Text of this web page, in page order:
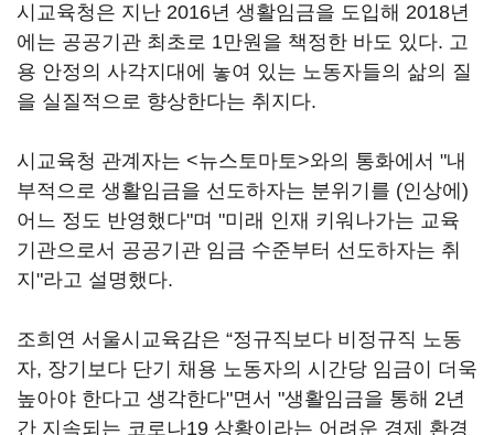
시교육청은 지난 2016년 생활임금을 도입해 2018년
에는 공공기관 최초로 1만원을 책정한 바도 있다. 고
용 안정의 사각지대에 놓여 있는 노동자들의 삶의 질
을 실질적으로 향상한다는 취지다.
시교육청 관계자는 <뉴스토마토>와의 통화에서 "내
부적으로 생활임금을 선도하자는 분위기를 (인상에)
어느 정도 반영했다"며 "미래 인재 키워나가는 교육
기관으로서 공공기관 임금 수준부터 선도하자는 취
지"라고 설명했다.
조희연 서울시교육감은 “정규직보다 비정규직 노동
자, 장기보다 단기 채용 노동자의 시간당 임금이 더욱
높아야 한다고 생각한다"면서 "생활임금을 통해 2년
간 지속되는 코로나19 상황이라는 어려운 경제 환경